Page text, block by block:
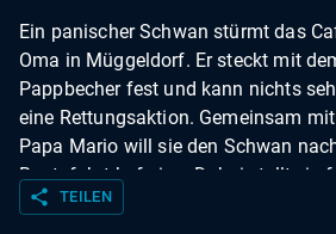
Ein panischer Schwan stürmt das
Oma in Müggeldorf. Er steckt mit
Pappbecher fest und kann nichts
eine Rettungsaktion. Gemeinsam
Papa Mario will sie den Schwan
Bootsfahrt befreien. Dabei stellt sie
Müggeldorfer Seeufer ist mit Müll
share TEILEN